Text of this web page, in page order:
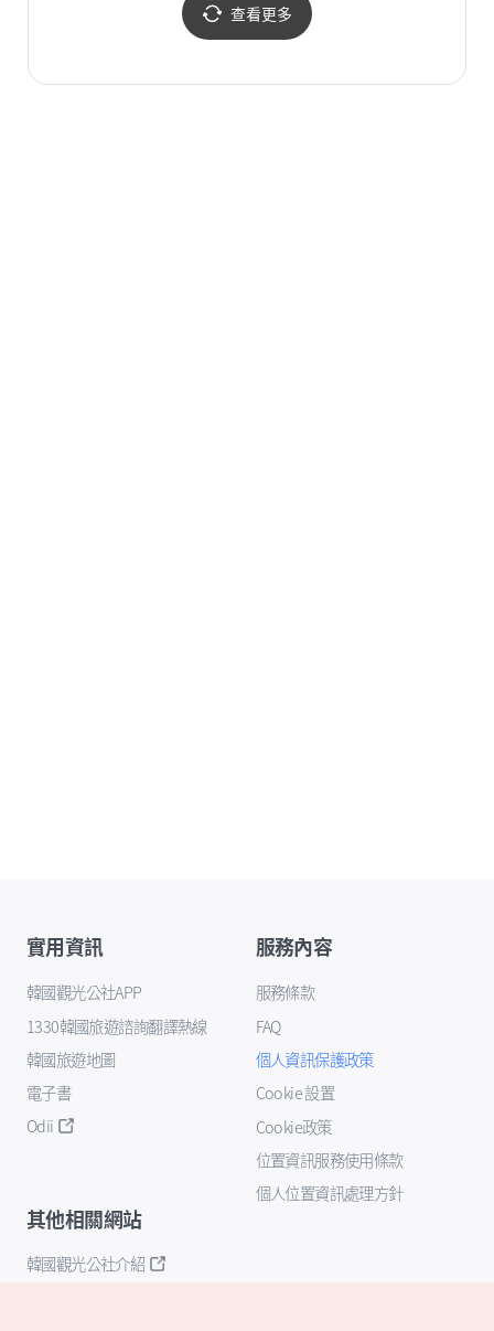
查看更多
實用資訊
韓國觀光公社APP
1330韓國旅遊諮詢翻譯熱線
韓國旅遊地圖
電子書
Odii
服務內容
服務條款
FAQ
個人資訊保護政策
Cookie 設置
Cookie政策
位置資訊服務使用條款
個人位置資訊處理方針
其他相關網站
韓國觀光公社介紹